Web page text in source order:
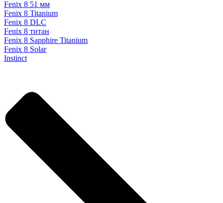
Fenix 8 51 мм
Fenix 8 Titanium
Fenix 8 DLC
Fenix 8 титан
Fenix 8 Sapphire Titanium
Fenix 8 Solar
Instinct